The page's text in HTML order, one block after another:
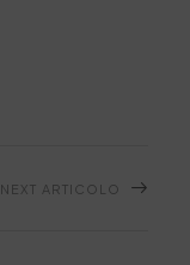
NEXT ARTICOLO